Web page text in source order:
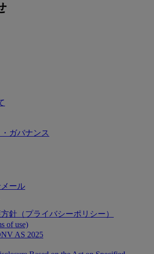
ガバナンス
ール
針（プライバシーポリシー）
of use)
AS 2025